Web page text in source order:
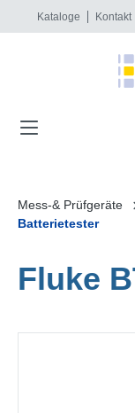
springen
Kataloge Kontakt
Mess-& Prüfgeräte
Batterietester
Fluke